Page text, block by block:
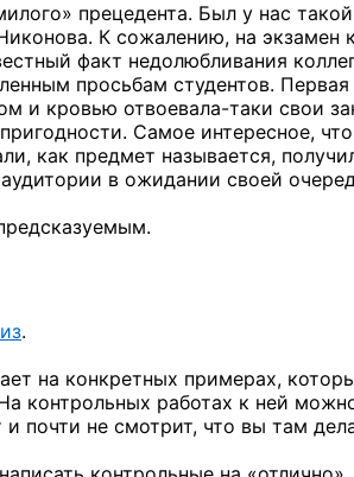
прецедента. Был у нас
К сожалению, на экзамен
факт недолюбливания
просьбам студентов. Первая
и кровью отвоевала-таки свои
Самое интересное,
как предмет называется,
в ожидании своей
.
на конкретных примерах,
контрольных работах к ней
почти не смотрит, что вы там